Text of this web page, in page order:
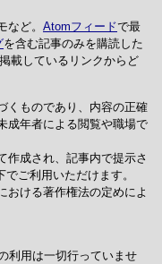
ど。 Atomフィードで最
を含む記事のみを購読した
載しているリンクからど
くものであり、内容の正確
成年者による閲覧や職場で
作成され、記事内で提示さ
でご利用いただけます。
おける著作権法の定めによ
利用は一切行っていませ